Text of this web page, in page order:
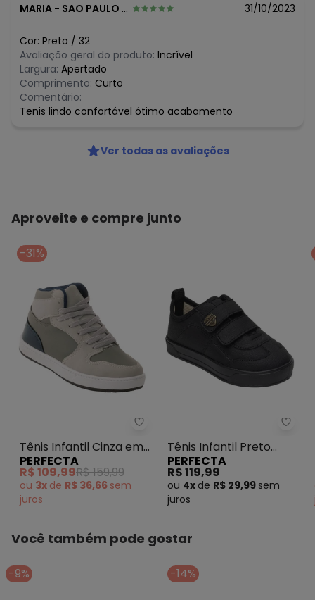
MARIA - SAO PAULO - SP 31/10/2023
Cor: Preto / 32
Avaliação geral do produto: Incrível
Largura: Apertado
Comprimento: Curto
Comentário:
Tenis lindo confortável ótimo acabamento
Ver todas as avaliações
Aproveite e compre junto
-31%
Perfecta - Tênis Infantil Cinza
Tênis Infantil Cinza em
Sintético
PERFECTA
R$ 109,99R$ 159,99
ou 3x de R$ 36,66 sem
juros
Tênis Infantil Preto
com Fechamento em
Velcro
PERFECTA
R$ 119,99
ou 4x de R$ 29,99 sem
juros
Você também pode gostar
-9% -14%